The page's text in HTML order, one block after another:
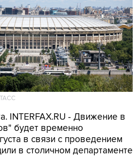
INTERFAX.RU - Движение в
будет временно
в связи с проведением
в столичном департаменте